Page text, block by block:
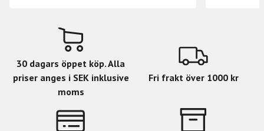
och personlig utveckling inom musik och meditation.
30 dagars öppet köp. Alla
priser anges i SEK inklusive
moms
Fri frakt över 1000 kr